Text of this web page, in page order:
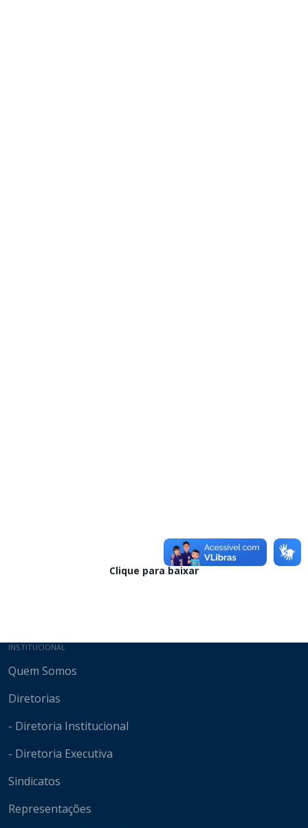
Clique para baixar
Mapa do site
INSTITUCIONAL
Quem Somos
Diretorias
- Diretoria Institucional
- Diretoria Executiva
Sindicatos
Representações